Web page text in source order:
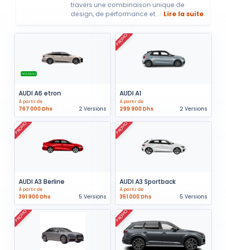
travers une combinaison unique de
design, de performance et... Lire la suite
NOUVEAU
AUDI A6 etron
À partir de
767 000 Dhs 2 Versions
PROMO
AUDI A1
À partir de
299 900 Dhs 2 Versions
PROMO
AUDI A3 Berline
À partir de
391 900 Dhs 5 Versions
PROMO
AUDI A3 Sportback
À partir de
351 000 Dhs 5 Versions
PROMO PROMO